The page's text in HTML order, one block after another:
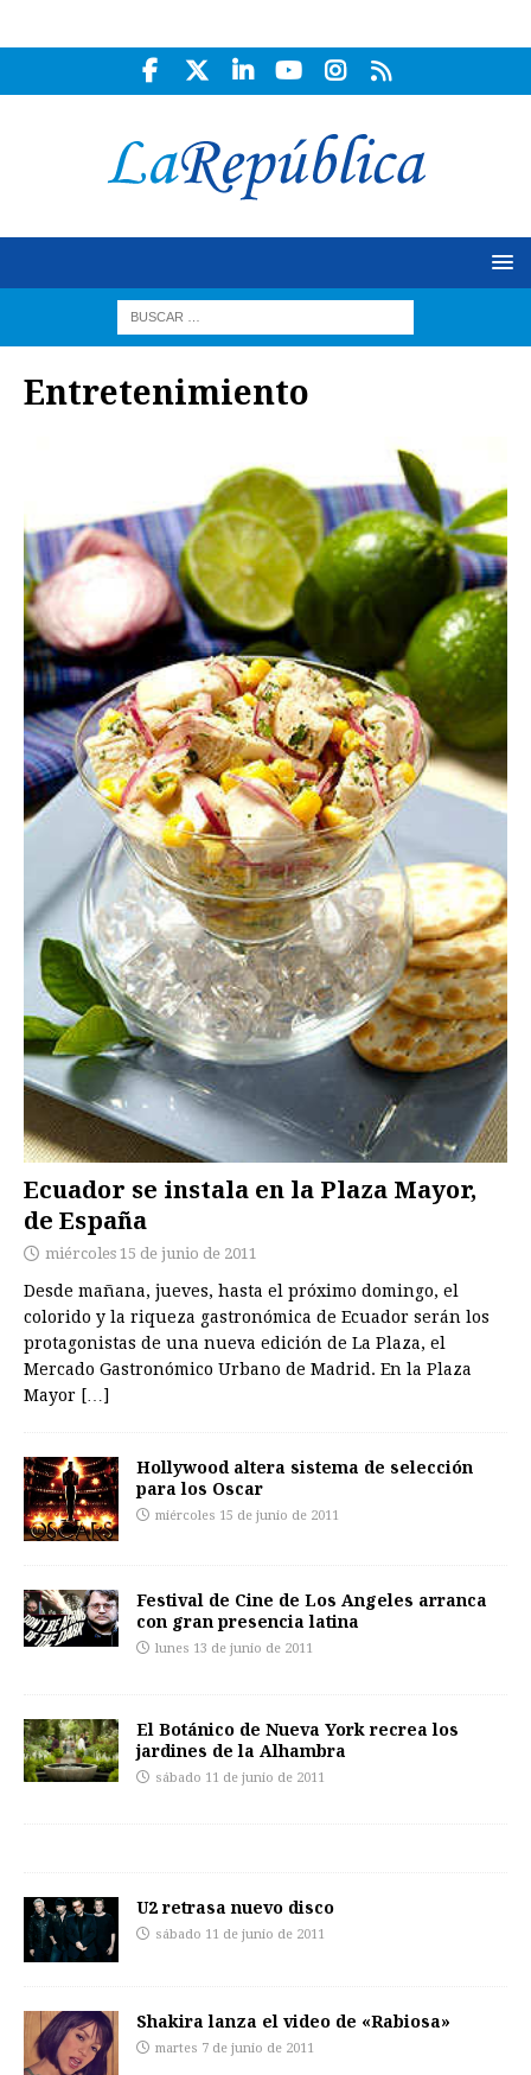
Entretenimiento
Ecuador se instala en la Plaza Mayor,
de España
miércoles 15 de junio de 2011
Desde mañana, jueves, hasta el próximo domingo, el
colorido y la riqueza gastronómica de Ecuador serán los
protagonistas de una nueva edición de La Plaza, el
Mercado Gastronómico Urbano de Madrid. En la Plaza
Mayor […]
Hollywood altera sistema de selección
para los Oscar
miércoles 15 de junio de 2011
Festival de Cine de Los Angeles arranca
con gran presencia latina
lunes 13 de junio de 2011
El Botánico de Nueva York recrea los
jardines de la Alhambra
sábado 11 de junio de 2011
U2 retrasa nuevo disco
sábado 11 de junio de 2011
Shakira lanza el video de «Rabiosa»
martes 7 de junio de 2011